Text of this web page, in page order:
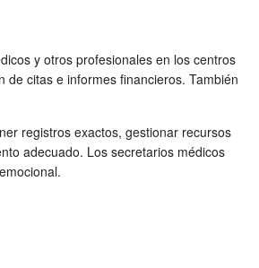
y otros profesionales en los centros
citas e informes financieros. También
registros exactos, gestionar recursos
adecuado. Los secretarios médicos